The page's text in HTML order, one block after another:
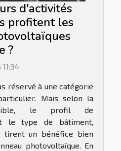
d'activités
profitent les
?
réservé à une catégorie
Mais selon la
le profil de
le type de bâtiment,
tirent un bénéfice bien
photovoltaïque. En